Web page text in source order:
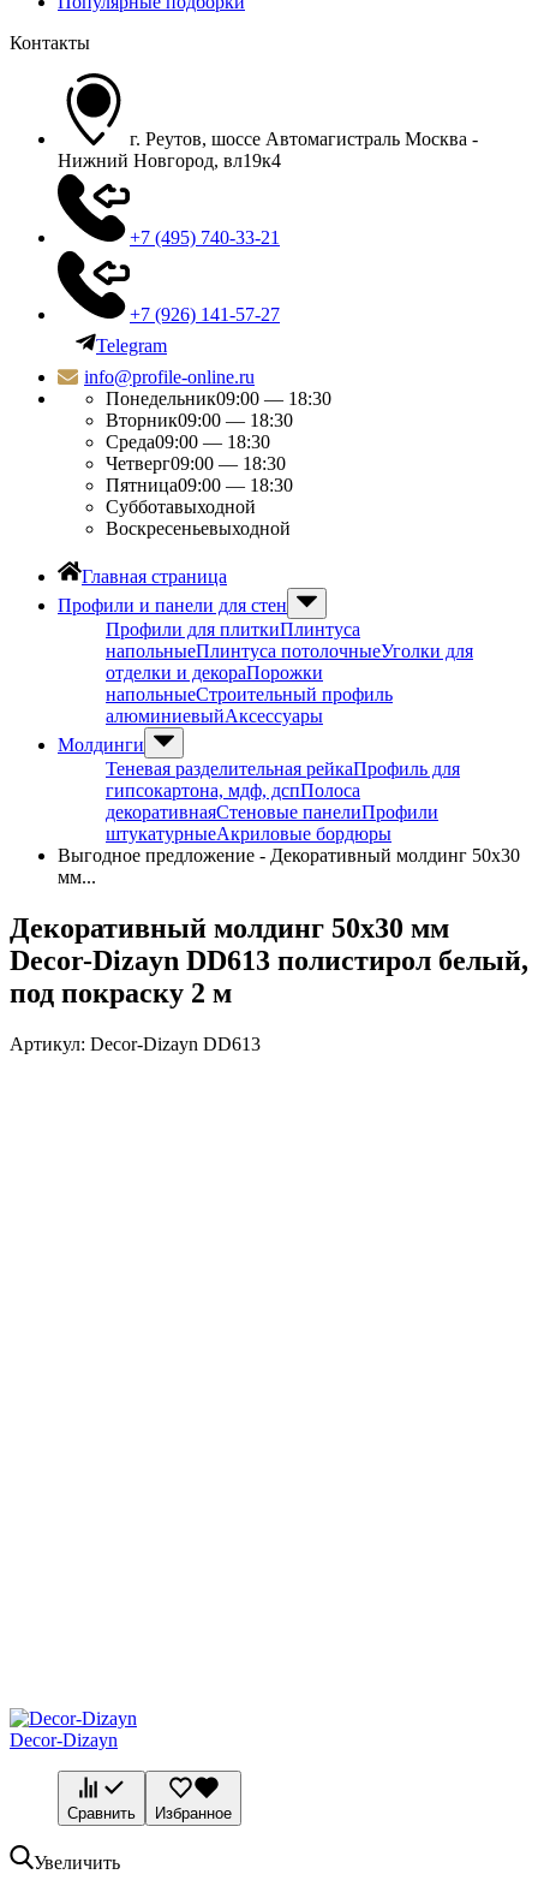
Контакты
г. Реутов, шоссе Автомагистраль Москва -
Нижний Новгород, вл19к4
+7 (495) 740-33-21
+7 (926) 141-57-27
Telegram
info@profile-online.ru
Понедельник09:00 — 18:30
Вторник09:00 — 18:30
Среда09:00 — 18:30
Четверг09:00 — 18:30
Пятница09:00 — 18:30
Субботавыходной
Воскресеньевыходной
Главная страница
Профили и панели для стен
Профили для плиткиПлинтуса
напольныеПлинтуса потолочныеУголки для
отделки и декораПорожки
напольныеСтроительный профиль
алюминиевыйАксессуары
Молдинги
Теневая разделительная рейкаПрофиль для
гипсокартона, мдф, дспПолоса
декоративнаяСтеновые панелиПрофили
штукатурныеАкриловые бордюры
Выгодное предложение - Декоративный молдинг 50х30
мм...
Декоративный молдинг 50х30 мм
Decor-Dizayn DD613 полистирол белый,
под покраску 2 м
Артикул: Decor-Dizayn DD613
Decor-Dizayn
Сравнить Избранное
Увеличить